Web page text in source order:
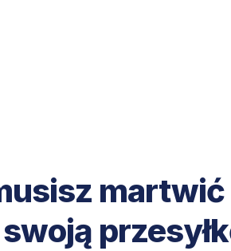
martwić